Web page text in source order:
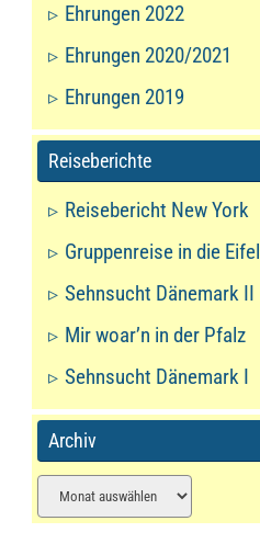
Ehrungen 2022
Ehrungen 2020/2021
Ehrungen 2019
Reiseberichte
Reisebericht New York
Gruppenreise in die Eifel
Sehnsucht Dänemark II
Mir woar’n in der Pfalz
Sehnsucht Dänemark I
Archiv
Archiv